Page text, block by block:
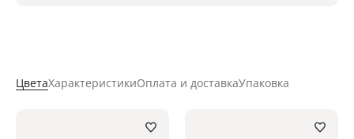
ЦветаХарактеристикиОплата и доставкаУпаковка